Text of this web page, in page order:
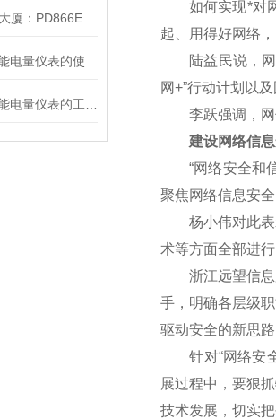
如何实现*对网
起、用得好网络
陆益民说，网
网+”行动计划以
李跃强调，网
建设网络信息
“网络安全和信
聚焦网络信息安
杨小伟对此表示
术等方面全部进
浙江远望信息股
手，明确各层级
驱动安全的新思
针对“网络安全
展过程中，要狠
技术发展，切实